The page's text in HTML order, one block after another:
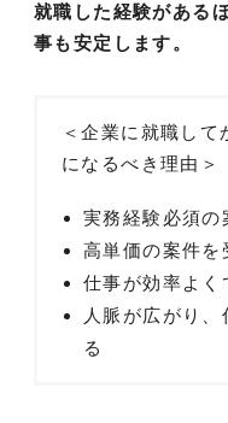
就職した経験がある
事も安定します。
＜企業に就職し
になるべき理由＞
実務経験必須の
高単価の案件を
仕事が効率よく
人脈が広がり
る